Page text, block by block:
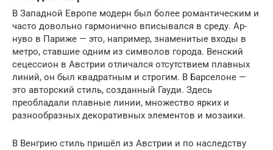
В Западной Европе модерн был более романтическим и
часто довольно гармонично вписывался в среду. Ар-
нуво в Париже — это, например, знаменитые входы в
метро, ставшие одним из символов города. Венский
сецессион в Австрии отличался отсутствием плавных
линий, он был квадратным и строгим. В Барселоне —
это авторский стиль, созданный Гауди. Здесь
преобладали плавные линии, множество ярких и
разнообразных декоративных элементов и мозаики.
В Венгрию стиль пришёл из Австрии и по наследству